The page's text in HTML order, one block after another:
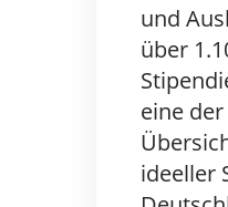
und
über
eine
ideeller